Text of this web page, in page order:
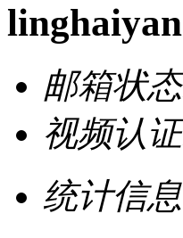
linghaiyan
邮箱状态
视频认证
统计信息